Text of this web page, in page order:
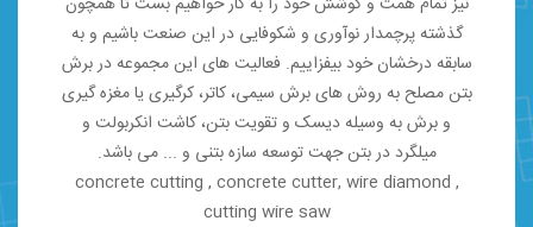
نیز تمام همت و کوشش خود را به کار خواهیم بست تا همچون
گذشته پرچمدار نوآوری و شکوفایی در این صنعت باشیم و به
سابقه درخشان خود بیفزاییم. فعالیت های این مجموعه در برش
بتن مصلح به روش های برش سیمی، کاتر، کرگیری یا مغزه گیری
و برش به وسیله دیسک و تقویت بتن، کاشت انکربولت و
میلگرد در بتن جهت توسعه سازه بتنی و ... می باشد.
concrete cutting , concrete cutter, wire diamond ,